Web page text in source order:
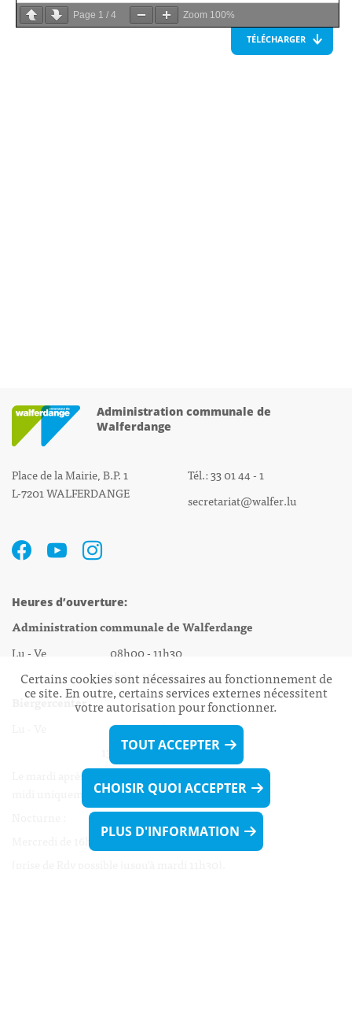
Page 1 / 4 Zoom 100%
TÉLÉCHARGER
Administration communale de
Walferdange
Place de la Mairie, B.P. 1
L-7201 WALFERDANGE
Tél.: 33 01 44 - 1
secretariat@walfer.lu
Heures d’ouverture:
Administration communale de Walferdange
Lu - Ve 08h00 - 11h30
13h30 - 16h00
Biergercenter
Lu - Ve 08h00 - 11h30
13h30 - 16h00
Le mardi après-midi et le vendredi après-
midi uniquement sur Rdv.
Mercredi de 16h00 - 18h45 uniquement sur Rdv
Certains cookies sont nécessaires au fonctionnement de
ce site. En outre, certains services externes nécessitent
votre autorisation pour fonctionner.
TOUT ACCEPTER
CHOISIR QUOI ACCEPTER
PLUS D'INFORMATION